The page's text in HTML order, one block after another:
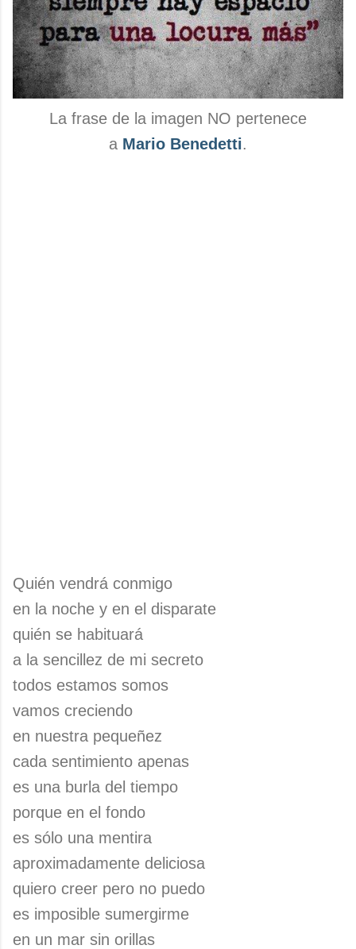
La frase de la imagen NO pertenece
a Mario Benedetti.
Quién vendrá conmigo
en la noche y en el disparate
quién se habituará
a la sencillez de mi secreto
todos estamos somos
vamos creciendo
en nuestra pequeñez
cada sentimiento apenas
es una burla del tiempo
porque en el fondo
es sólo una mentira
aproximadamente deliciosa
quiero creer pero no puedo
es imposible sumergirme
en un mar sin orillas